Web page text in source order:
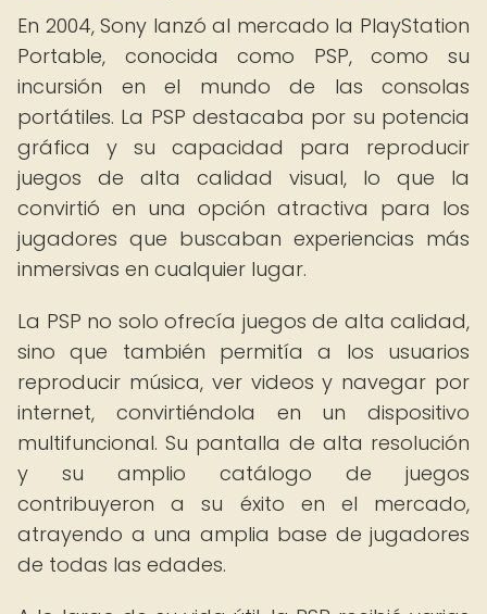
En 2004, Sony lanzó al mercado la PlayStation
Portable, conocida como PSP, como su
incursión en el mundo de las consolas
portátiles. La PSP destacaba por su potencia
gráfica y su capacidad para reproducir
juegos de alta calidad visual, lo que la
convirtió en una opción atractiva para los
jugadores que buscaban experiencias más
inmersivas en cualquier lugar.
La PSP no solo ofrecía juegos de alta calidad,
sino que también permitía a los usuarios
reproducir música, ver videos y navegar por
internet, convirtiéndola en un dispositivo
multifuncional. Su pantalla de alta resolución
y su amplio catálogo de juegos
contribuyeron a su éxito en el mercado,
atrayendo a una amplia base de jugadores
de todas las edades.